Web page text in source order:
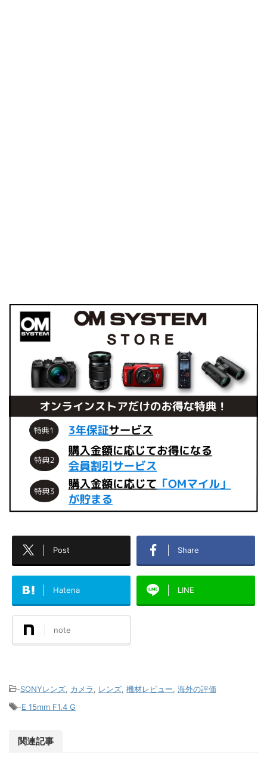
Post Share
Hatena LINE
note
-SONYレンズ カメラ レンズ 機材レビュー 海外の評価
-E 15mm F1.4 G
関連記事